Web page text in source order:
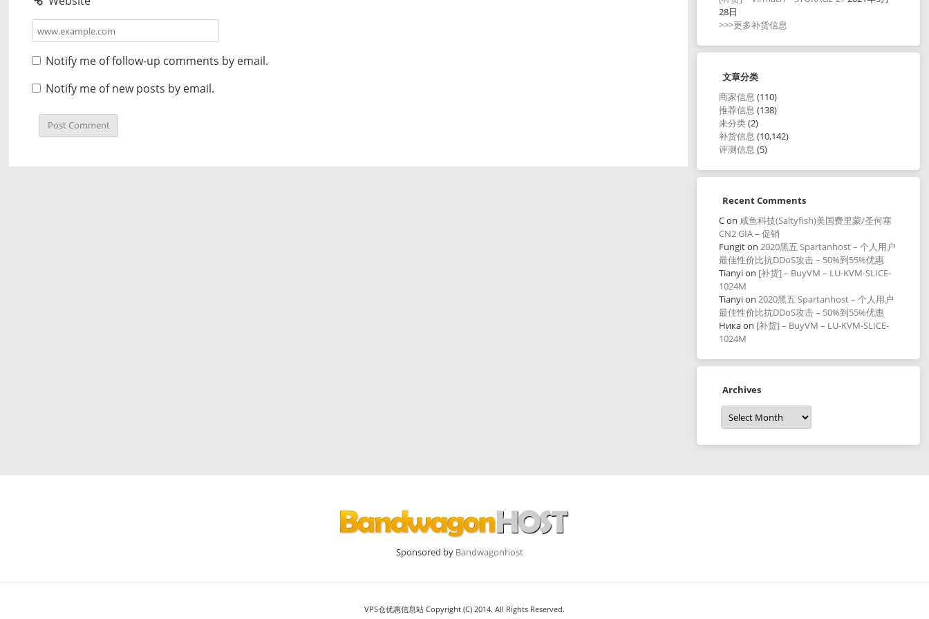
Notify me of follow-up comments by email.
Notify me of new posts by email.
28日
>>>更多补货信息
文章分类
商家信息 (110)
推荐信息 (138)
未分类(2)
补货信息 (10,142)
评测信息 (5)
Recent Comments
Con 咸鱼科技(Saltyfish)美国费里蒙/圣何塞
CN2 GIA – 促销
Fungiton2020黑五 Spartanhost – 个人用户
最佳性价比抗DDoS攻击 – 50%到55%优惠
Tianyion [补货] – BuyVM – LU-KVM-SLICE-
1024M
Tianyion2020黑五 Spartanhost – 个人用户
最佳性价比抗DDoS攻击 – 50%到55%优惠
Никаon [补货] – BuyVM – LU-KVM-SLICE-
1024M
Archives
Archives
Sponsored by Bandwagonhost
VPS仓优惠信息站 Copyright (C) 2014. All Rights Reserved.